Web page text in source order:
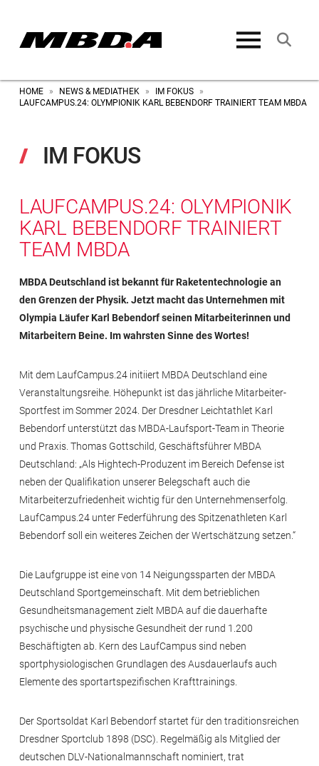
HOME » NEWS & MEDIATHEK » IM FOKUS
»
LAUFCAMPUS.24: OLYMPIONIK KARL BEBENDORF TRAINIERT TEAM MBDA
IM FOKUS
LAUFCAMPUS.24: OLYMPIONIK
KARL BEBENDORF TRAINIERT
TEAM MBDA
MBDA Deutschland ist bekannt für Raketentechnologie an
den Grenzen der Physik. Jetzt macht das Unternehmen mit
Olympia Läufer Karl Bebendorf seinen Mitarbeiterinnen und
Mitarbeitern Beine. Im wahrsten Sinne des Wortes!
Mit dem LaufCampus.24 initiiert MBDA Deutschland eine
Veranstaltungsreihe. Höhepunkt ist das jährliche Mitarbeiter-
Sportfest im Sommer 2024. Der Dresdner Leichtathlet Karl
Bebendorf unterstützt das MBDA-Laufsport-Team in Theorie
und Praxis. Thomas Gottschild, Geschäftsführer MBDA
Deutschland: „Als Hightech-Produzent im Bereich Defense ist
neben der Qualifikation unserer Belegschaft auch die
Mitarbeiterzufriedenheit wichtig für den Unternehmenserfolg.
LaufCampus.24 unter Federführung des Spitzenathleten Karl
Bebendorf soll ein weiteres Zeichen der Wertschätzung setzen.“
Die Laufgruppe ist eine von 14 Neigungssparten der MBDA
Deutschland Sportgemeinschaft. Mit dem betrieblichen
Gesundheitsmanagement zielt MBDA auf die dauerhafte
psychische und physische Gesundheit der rund 1.200
Beschäftigten ab. Kern des LaufCampus sind neben
sportphysiologischen Grundlagen des Ausdauerlaufs auch
Elemente des sportartspezifischen Krafttrainings.
Der Sportsoldat Karl Bebendorf startet für den traditionsreichen
Dresdner Sportclub 1898 (DSC). Regelmäßig als Mitglied der
deutschen DLV-Nationalmannschaft nominiert, trat